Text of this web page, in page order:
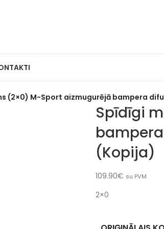
(2×0) M-Sport aizmugurējā bampera
Spīdīgi
bampera
(Kopija)
109.90€ su PVM
2×0